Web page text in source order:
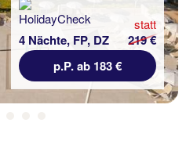
4 Nächte, FP, DZ
statt
219 €
p.P. ab 183 €